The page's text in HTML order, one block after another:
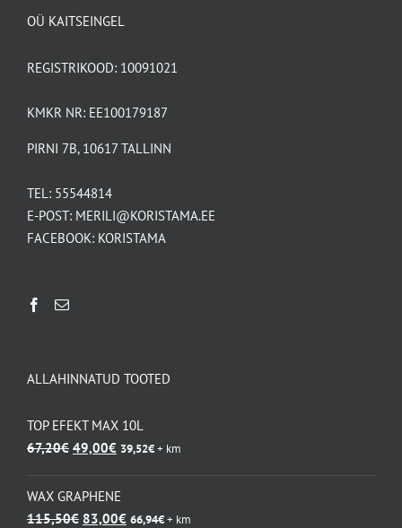
OÜ KAITSEINGEL
REGISTRIKOOD: 10091021
KMKR NR: EE100179187
PIRNI 7B, 10617 TALLINN
TEL: 55544814
E-POST: MERILI@KORISTAMA.EE
FACEBOOK: KORISTAMA
ALLAHINNATUD TOOTED
TOP EFEKT MAX 10L
67,20€ Algne
oli:
67,20€.
49,00€ Praegune
on:
49,00€.
39,52€+ km
WAX GRAPHENE
115,50€ Algne
83,00€ Praegune
66,94€+ km